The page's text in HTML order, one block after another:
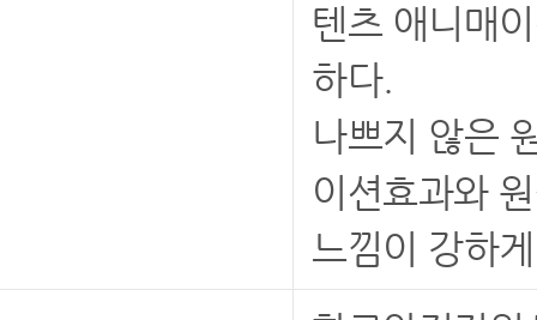
텐츠 애니매
하다.
나쁘지 않은
이션효과와
느낌이 강하